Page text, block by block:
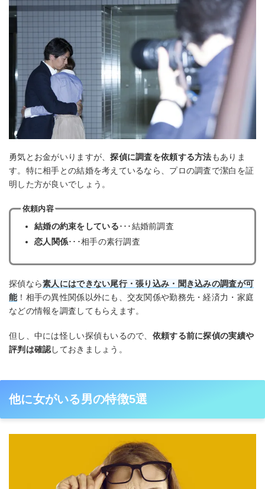
勇気とお金がいりますが、探偵に調査を依頼する方法もありま
す。特に相手との結婚を考えているなら、プロの調査で潔白を証
明した方が良いでしょう。
依頼内容
結婚の約束をしている･･･結婚前調査
恋人関係･･･相手の素行調査
探偵なら素人にはできない尾行・張り込み・聞き込みの調査が可
能！相手の異性関係以外にも、交友関係や勤務先・経済力・家庭
などの情報を調査してもらえます。
但し、中には怪しい探偵もいるので、 依頼する前に探偵の実績や
評判は確認しておきましょう。
他に女がいる男の特徴5選